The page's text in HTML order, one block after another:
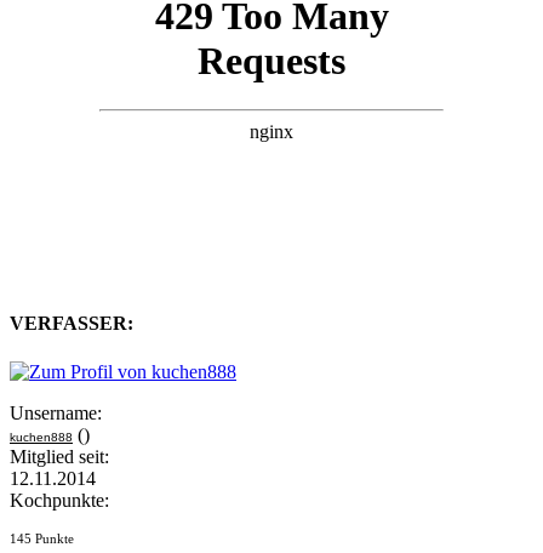
VERFASSER:
Unsername:
kuchen888 ()
Mitglied seit:
12.11.2014
Kochpunkte:
145 Punkte